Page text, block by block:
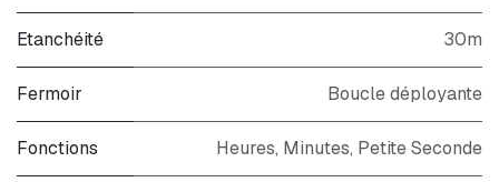
Etanchéité 30m
Fermoir Boucle déployante
Fonctions Heures, Minutes, Petite Seconde